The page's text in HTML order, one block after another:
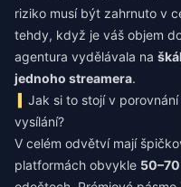
riziko musí být zahrnuto v
tehdy, když je váš objem
agentura vydělávala na
jednoho streamera.
Jak si to stojí v
vysílání?
V celém odvětví mají
platformách obvykle